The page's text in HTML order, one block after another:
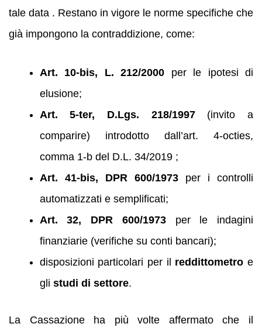
tale data . Restano in vigore le norme specifiche che
già impongono la contraddizione, come:
Art. 10‑bis, L. 212/2000 per le ipotesi di
elusione;
Art. 5-ter, D.Lgs. 218/1997(invito a
comparire) introdotto dall’art. 4‑octies,
comma 1‑b del D.L. 34/2019 ;
Art. 41-bis, DPR 600/1973per i controlli
automatizzati e semplificati;
Art. 32, DPR 600/1973per le indagini
finanziarie (verifiche su conti bancari);
disposizioni particolari per il reddittometro e
gli studi di settore.
La Cassazione ha più volte affermato che il